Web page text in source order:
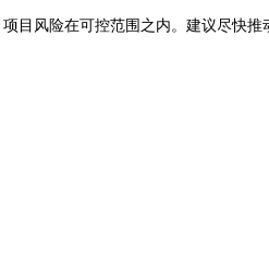
目风险在可控范围之内。建议尽快推